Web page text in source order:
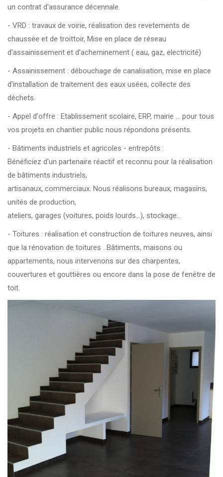
un contrat d'assurance décennale.
- VRD : travaux de voirie, réalisation des revetements de
chaussée et de troittoir, Mise en place de réseau
d'assainissement et d'acheminement ( eau, gaz, electricité)
- Assainissement : débouchage de canalisation, mise en place
d'installation de traitement des eaux usées, collecte des
déchets.
- Appel d'offre : Etablissement scolaire, ERP, mairie ... pour tous
vos projets en chantier public nous répondons présents.
- Bâtiments industriels et agricoles - entrepôts :
Bénéficiez d’un partenaire réactif et reconnu pour la réalisation
de bâtiments industriels,
artisanaux, commerciaux. Nous réalisons bureaux, magasins,
unités de production,
ateliers, garages (voitures, poids lourds…), stockage...
- Toitures : réalisation et construction de toitures neuves, ainsi
que la rénovation de toitures . Bâtiments, maisons ou
appartements, nous intervenons sur des charpentes,
couvertures et gouttières ou encore dans la pose de fenêtre de
toit.